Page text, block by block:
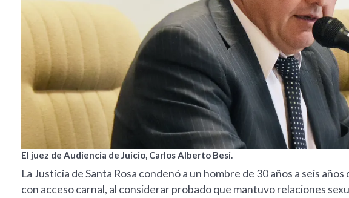
El juez de Audiencia de Juicio, Carlos Alberto Besi.
La Justicia de Santa Rosa condenó a un hombre de 30 años a seis
con acceso carnal, al considerar probado que mantuvo relaciones